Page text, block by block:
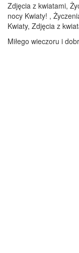
Zdjęcia z kwiatami,
nocy Kwiaty! ,
Kwiaty, Zdjęcia z
Miłego wieczoru i